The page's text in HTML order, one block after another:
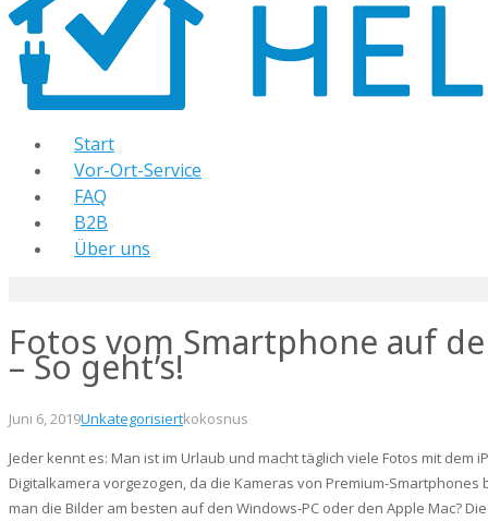
Start
Vor-Ort-Service
FAQ
B2B
Über uns
Fotos vom Smartphone auf
– So geht’s!
Juni 6, 2019Unkategorisiertkokosnus
Jeder kennt es: Man ist im Urlaub und macht täglich viele Fotos mit
Digitalkamera vorgezogen, da die Kameras von Premium-
man die Bilder am besten auf den Windows-PC oder den Apple Mac?